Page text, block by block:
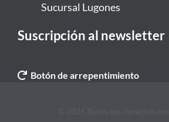
Sucursal Lugones
Suscripción al newsletter
Botón de arrepentimiento